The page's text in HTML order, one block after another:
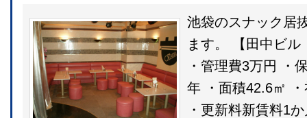
池袋のスナック居
ます。 【田中ビ
・管理費3万円 ・
年 ・面積42.6㎡
・更新料新賃料1